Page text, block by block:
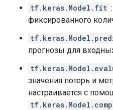
tf.keras.Model.fit
фиксированного
прогнозы для
значения потерь и
настраивается с